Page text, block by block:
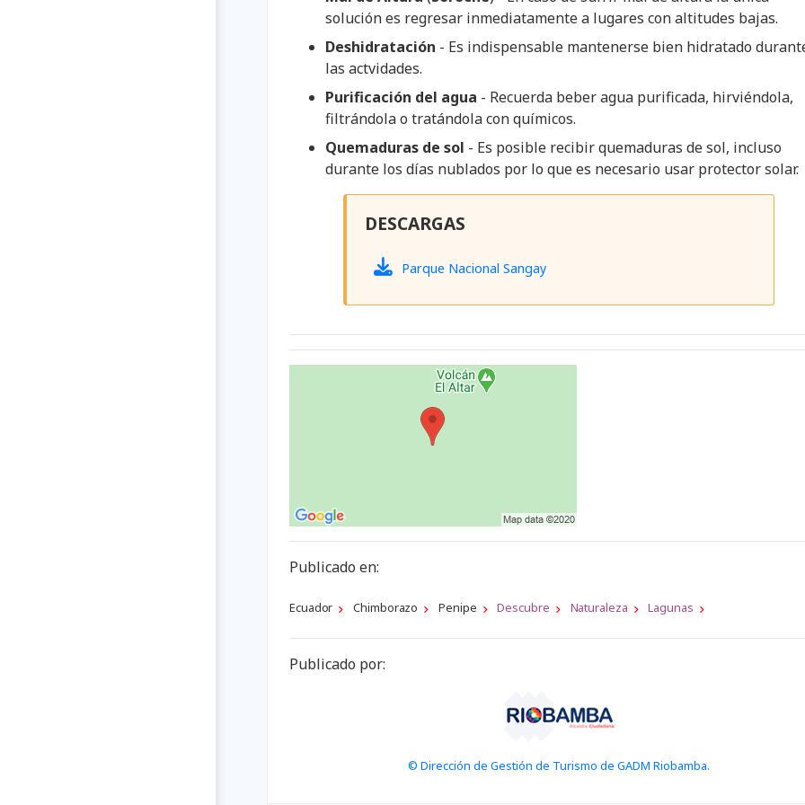
solución es regresar inmediatamente a lugares con altitudes bajas.
Deshidratación - Es indispensable mantenerse bien hidratado
las actvidades.
Purificación del agua - Recuerda beber agua purificada, hirviéndola,
filtrándola o tratándola con químicos.
Quemaduras de sol - Es posible recibir quemaduras de sol, incluso
durante los días nublados por lo que es necesario usar protector solar.
DESCARGAS
Parque Nacional Sangay
Publicado en:
Ecuador Chimborazo Penipe Descubre Naturaleza Lagunas
Publicado por:
© Dirección de Gestión de Turismo de GADM Riobamba.